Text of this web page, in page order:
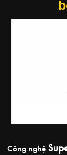
Công nghệ